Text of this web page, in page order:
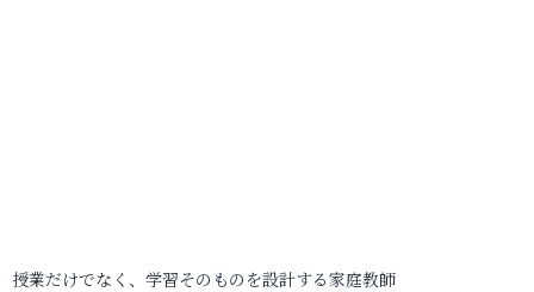
授業だけでなく、学習そのものを設計する家庭教師